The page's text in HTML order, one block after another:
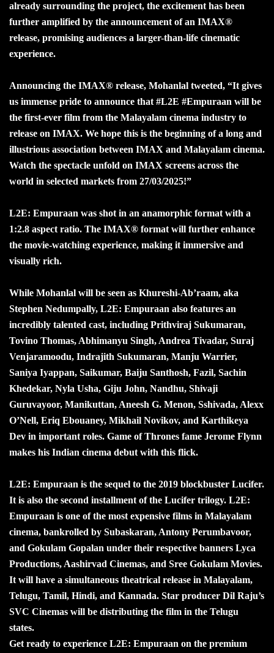
already surrounding the project, the excitement has been
further amplified by the announcement of an IMAX®
release, promising audiences a larger-than-life cinematic
experience.
Announcing the IMAX® release, Mohanlal tweeted, “It gives
us immense pride to announce that #L2E #Empuraan will be
the first-ever film from the Malayalam cinema industry to
release on IMAX. We hope this is the beginning of a long and
illustrious association between IMAX and Malayalam cinema.
Watch the spectacle unfold on IMAX screens across the
world in selected markets from 27/03/2025!”
L2E: Empuraan was shot in an anamorphic format with a
1:2.8 aspect ratio. The IMAX® format will further enhance
the movie-watching experience, making it immersive and
visually rich.
While Mohanlal will be seen as Khureshi-Ab’raam, aka
Stephen Nedumpally, L2E: Empuraan also features an
incredibly talented cast, including Prithviraj Sukumaran,
Tovino Thomas, Abhimanyu Singh, Andrea Tivadar, Suraj
Venjaramoodu, Indrajith Sukumaran, Manju Warrier,
Saniya Iyappan, Saikumar, Baiju Santhosh, Fazil, Sachin
Khedekar, Nyla Usha, Giju John, Nandhu, Shivaji
Guruvayoor, Manikuttan, Aneesh G. Menon, Sshivada, Alexx
O’Nell, Eriq Ebouaney, Mikhail Novikov, and Karthikeya
Dev in important roles. Game of Thrones fame Jerome Flynn
makes his Indian cinema debut with this flick.
L2E: Empuraan is the sequel to the 2019 blockbuster Lucifer.
It is also the second installment of the Lucifer trilogy. L2E:
Empuraan is one of the most expensive films in Malayalam
cinema, bankrolled by Subaskaran, Antony Perumbavoor,
and Gokulam Gopalan under their respective banners Lyca
Productions, Aashirvad Cinemas, and Sree Gokulam Movies.
It will have a simultaneous theatrical release in Malayalam,
Telugu, Tamil, Hindi, and Kannada. Star producer Dil Raju’s
SVC Cinemas will be distributing the film in the Telugu
states.
Get ready to experience L2E: Empuraan on the premium